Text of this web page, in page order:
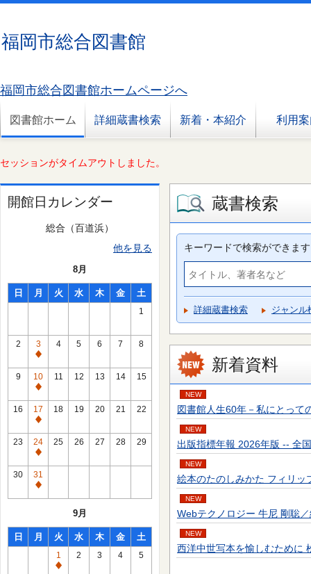
福岡市総合図書館
福岡市総合図書館ホームページへ
図書館ホーム 詳細蔵書検索 新着・本紹介 利用
セッションがタイムアウトしました。
開館日カレンダー
総合（百道浜）
他を見る
8月
日 月 火 水 木 金 土
1
2
3
通
常
休
館
日
4 5 6 7 8
9
10
通
常
休
館
日
11 12 13 14 15
16
17
通
常
休
館
日
18 19 20 21 22
23
24
通
常
休
館
25 26 27 28 29
30
31
通
館
日
9月
日 月 火 水 木 金 土
1
通
2 3 4 5
蔵書検索
キーワードで検索ができます
詳細蔵書検索 ジャンル
新着資料
NEW
図書館人生60年－私にとっ
NEW
出版指標年報 2026年版 -- 全
NEW
絵本のたのしみかた フィリ
NEW
Webテクノロジー 牛尼 剛聡
NEW
西洋中世写本を愉しむために